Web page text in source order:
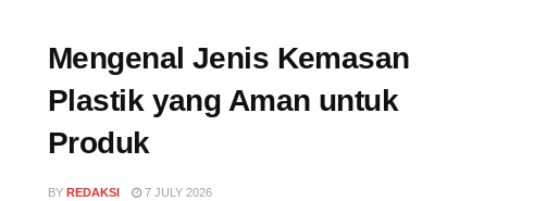
Mengenal Jenis Kemasan
Plastik yang Aman untuk
Produk
BY REDAKSI 7 JULY 2026